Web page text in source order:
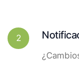
2